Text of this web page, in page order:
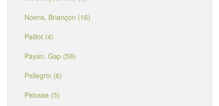
Noens, Briançon (16)
Paillot (4)
Payan, Gap (58)
Pellegrin (6)
Pelosse (5)